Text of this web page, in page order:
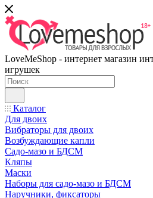
LoveMeShop - интернет магазин
игрушек
Каталог
Для двоих
Вибраторы для двоих
Возбуждающие капли
Садо-мазо и БДСМ
Кляпы
Маски
Наборы для садо-мазо и БДСМ
Наручники, фиксаторы